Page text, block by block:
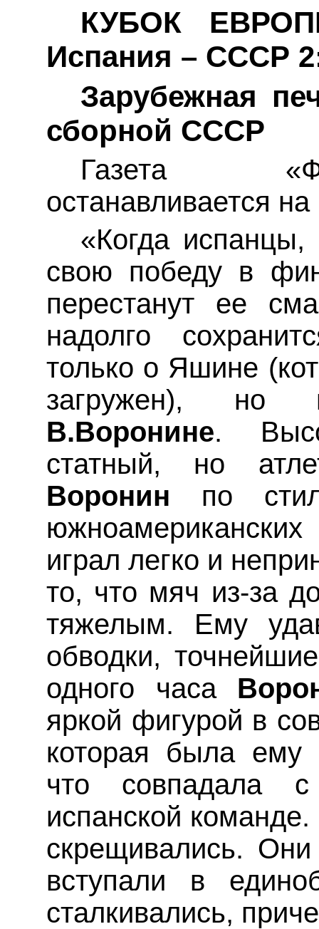
КУБОК
Испания – СССР
Зарубежная
сборной СССР
Газета
останавливается
«Когда испанцы,
свою победу в
перестанут ее
надолго
только о Яшине
загружен), но
В.Воронине.
статный, но
Воронин по
играл легко и
то, что мяч из-за
тяжелым. Ему
обводки,
одного часа
яркой фигурой в
которая была ему
что
испанской
скрещивались.
вступали в
сталкивались,